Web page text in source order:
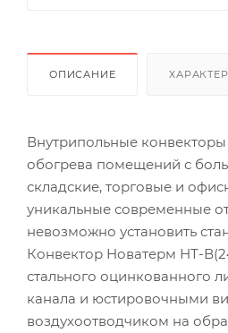
ОПИСАНИЕ
Внутрипольные
обогрева помещений с
складские, торговые и
уникальные современные
невозможно установить
Конвектор Новатерм НТ-
стального оцинкованного
канала и юстировочными
воздухоотводчиком на